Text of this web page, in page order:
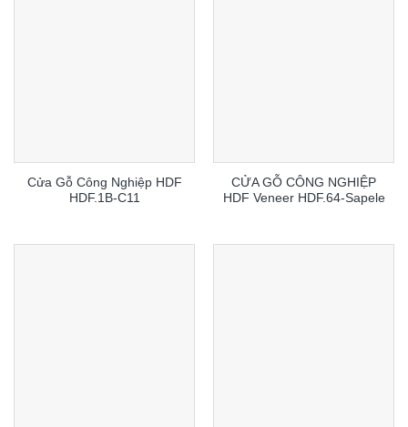
Cửa Gỗ Công Nghiệp HDF
HDF.1B-C11
CỬA GỖ CÔNG NGHIỆP
HDF Veneer HDF.64-Sapele